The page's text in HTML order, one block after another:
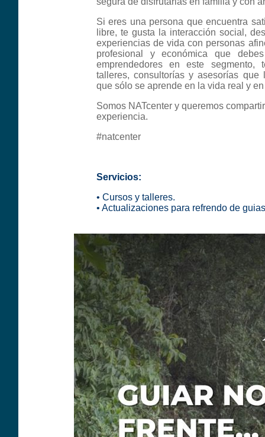
Si eres una persona que encuentra
libre, te gusta la interacción social,
experiencias de vida con personas
profesional y económica que
emprendedores en este segmento,
talleres, consultorías y asesorías que
que sólo se aprende en la vida real y
Somos NATcenter y queremos
experiencia.
#natcenter
Servicios:
• Cursos y talleres.
• Actualizaciones para refrendo de